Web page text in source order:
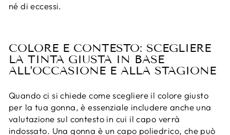
né di eccessi.
COLORE E CONTESTO: SCEGLIERE
LA TINTA GIUSTA IN BASE
ALL’OCCASIONE E ALLA STAGIONE
Quando ci si chiede come scegliere il colore giusto
per la tua gonna, è essenziale includere anche una
valutazione sul contesto in cui il capo verrà
indossato. Una gonna è un capo poliedrico, che può